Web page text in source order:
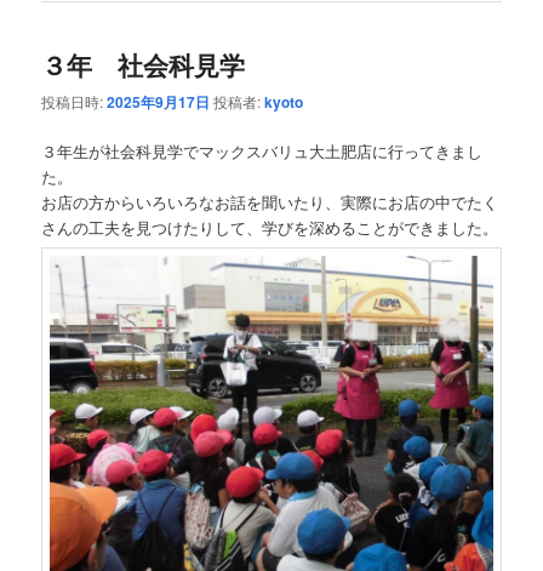
３年 社会科見学
投稿日時:2025年9月17日 投稿者:kyoto
３年生が社会科見学でマックスバリュ大土肥店に行ってきまし
た。
お店の方からいろいろなお話を聞いたり、実際にお店の中でたく
さんの工夫を見つけたりして、学びを深めることができました。